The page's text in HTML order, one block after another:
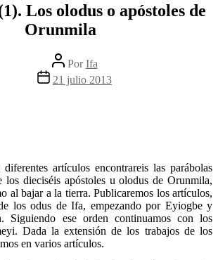
Los olodus o apóstoles de
Orunmila
Autor
de
la
PorIfa
Fecha21 julio 2013
diferentes artículos encontrareis las parábolas
los dieciséis apóstoles u olodus de Orunmila,
al bajar a la tierra. Publicaremos los artículos,
los odus de Ifa, empezando por Eyiogbe y
Siguiendo ese orden continuamos con los
Dada la extensión de los trabajos de los
en varios artículos.